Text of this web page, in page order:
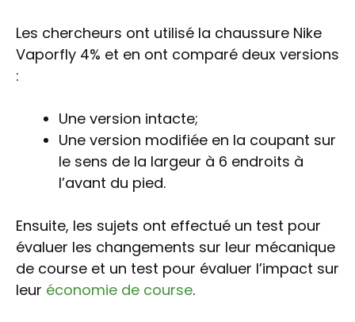
Les chercheurs ont utilisé la chaussure Nike
Vaporfly 4% et en ont comparé deux versions
:
Une version intacte;
Une version modifiée en la coupant sur
le sens de la largeur à 6 endroits à
l’avant du pied.
Ensuite, les sujets ont effectué un test pour
évaluer les changements sur leur mécanique
de course et un test pour évaluer l’impact sur
leur économie de course.